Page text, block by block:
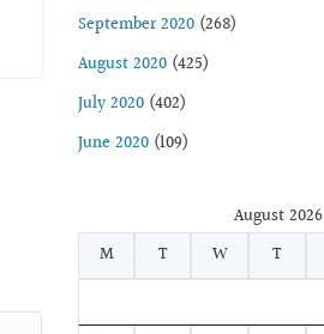
September 2020 (268)
August 2020 (425)
July 2020 (402)
June 2020 (109)
August 2026
M
T W T